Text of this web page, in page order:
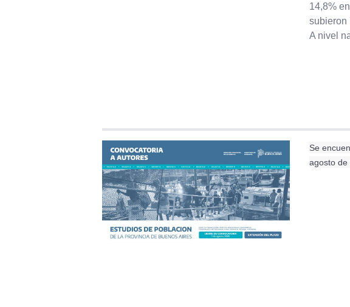
14,8%
subieron
A nivel
Se
agosto de